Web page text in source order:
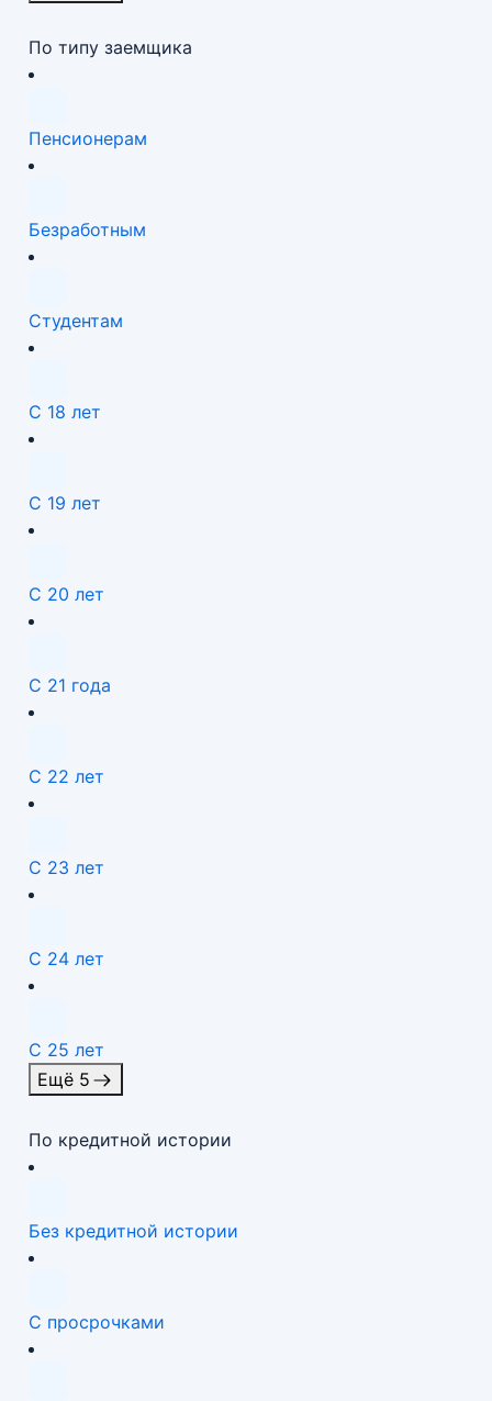
По типу заемщика
Пенсионерам
Безработным
Студентам
С 18 лет
С 19 лет
С 20 лет
С 21 года
С 22 лет
С 23 лет
С 24 лет
С 25 лет
Ещё 5
По кредитной истории
Без кредитной истории
С просрочками